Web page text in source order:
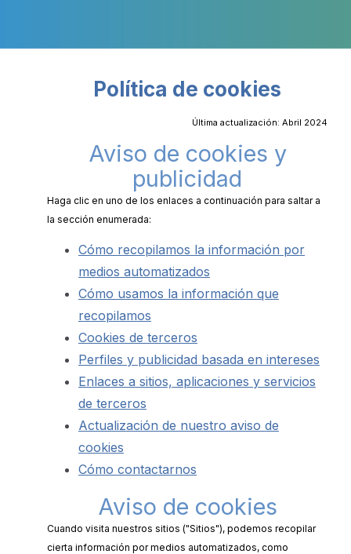
Política de cookies
Última actualización: Abril 2024
Aviso de cookies y
publicidad
Haga clic en uno de los enlaces a continuación para saltar a
la sección enumerada:
Cómo recopilamos la información por
medios automatizados
Cómo usamos la información que
recopilamos
Cookies de terceros
Perfiles y publicidad basada en intereses
Enlaces a sitios, aplicaciones y servicios
de terceros
Actualización de nuestro aviso de
cookies
Cómo contactarnos
Aviso de cookies
Cuando visita nuestros sitios ("Sitios"), podemos recopilar
cierta información por medios automatizados, como